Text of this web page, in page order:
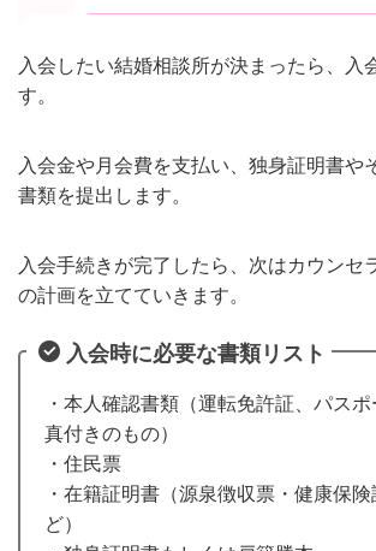
入会したい結婚相談所が決まったら、入
す。
入会金や月会費を支払い、独身証明書や
書類を提出します。
入会手続きが完了したら、次はカウンセ
の計画を立てていきます。
入会時に必要な書類リスト
・本人確認書類（運転免許証、パス
真付きのもの）
・住民票
・在籍証明書（源泉徴収票・健康保
ど）